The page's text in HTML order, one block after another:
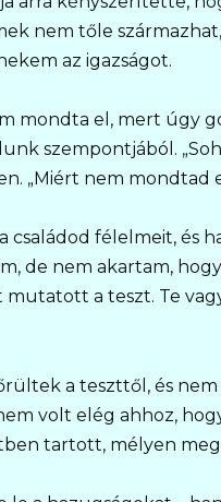
nem tőle
az igazságot.
mondta el, mert úgy
szempontjából.
„Miért nem mondtad
félelmeit, és
de nem akartam,
a teszt. Te
a teszttől, és
volt elég ahhoz,
tartott, mélyen